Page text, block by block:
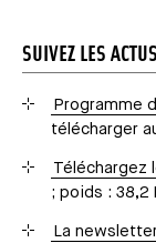
SUIVEZ LES
Programme
télécharger
Téléchargez
; poids : 38,2
La